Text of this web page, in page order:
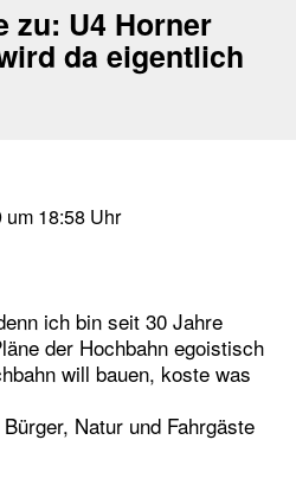
zu: U4 Horner
da eigentlich
um 18:58 Uhr
ich bin seit 30 Jahre
der Hochbahn egoistisch
will bauen, koste was
Natur und Fahrgäste